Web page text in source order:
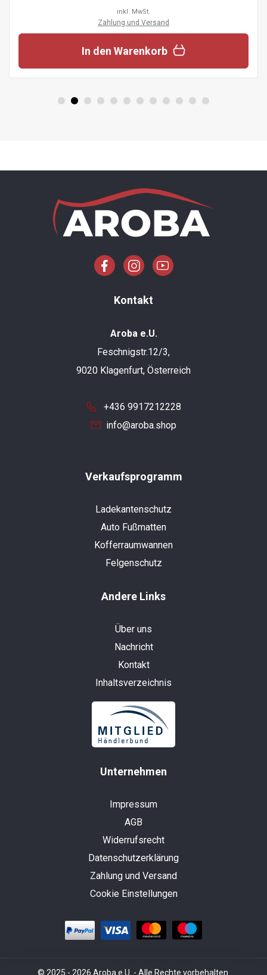
inkl. MwSt.
Zahlung und Versand
In den Warenkorb
Kontakt
Aroba e.U.
Feschnigstr.12/3,
9020 Klagenfurt, Österreich
+436 9917212228
info@aroba.shop
Verkaufsprogramm
Ladekantenschutz
Auto Fußmatten
Kofferraumwannen
Felgenschutz
Andere Links
Über uns
Nachricht
Kontakt
Inhaltsverzeichnis
Unternehmen
Impressum
AGB
Widerrufsrecht
Datenschutzerklärung
Zahlung und Versand
Cookie Einstellungen
© 2025 - 2026 Aroba e.U. - Alle Rechte vorbehalten.